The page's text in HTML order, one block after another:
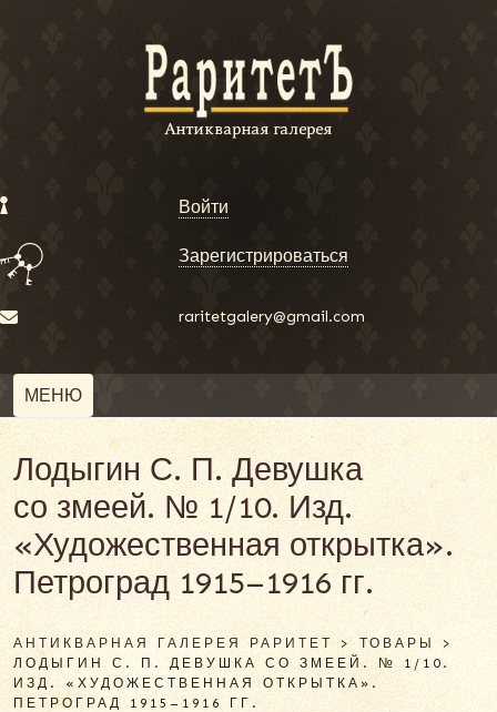
Войти
Зарегистрироваться
raritetgalery@gmail.com
МЕНЮ
Лодыгин С. П. Девушка
со змеей. № 1/10. Изд.
«Художественная открытка».
Петроград 1915–1916 гг.
АНТИКВАРНАЯ ГАЛЕРЕЯ РАРИТЕТ >ТОВАРЫ>
ЛОДЫГИН С. П. ДЕВУШКА СО ЗМЕЕЙ. № 1/10.
ИЗД. «ХУДОЖЕСТВЕННАЯ ОТКРЫТКА».
ПЕТРОГРАД 1915–1916 ГГ.